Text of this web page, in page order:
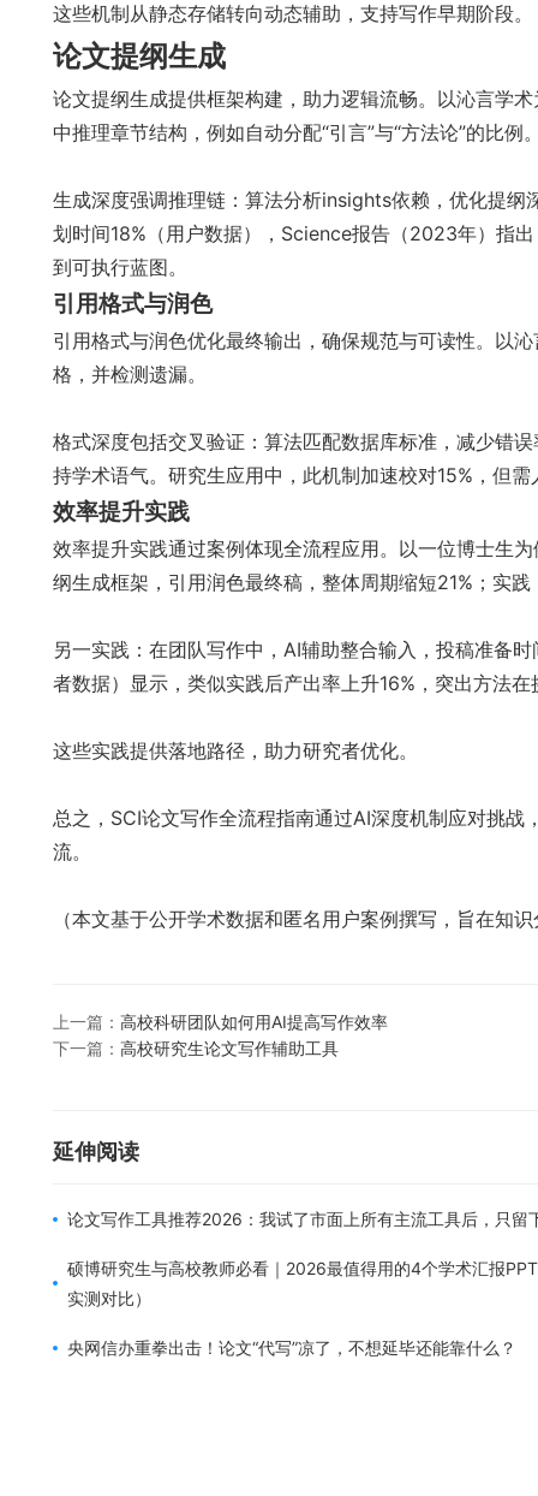
这些机制从静态存储转向动态辅助，支持写作早期阶段。
论文提纲生成
论文提纲生成提供框架构建，助力逻辑流畅。以沁言学
中推理章节结构，例如自动分配“引言”与“方法论”的比例
生成深度强调推理链：算法分析insights依赖，优化提
划时间18%（用户数据），Science报告（2023年）指
到可执行蓝图。
引用格式与润色
引用格式与润色优化最终输出，确保规范与可读性。以
格，并检测遗漏。
格式深度包括交叉验证：算法匹配数据库标准，减少错
持学术语气。研究生应用中，此机制加速校对15%，但
效率提升实践
效率提升实践通过案例体现全流程应用。以一位博士生
纲生成框架，引用润色最终稿，整体周期缩短21%；实
另一实践：在团队写作中，AI辅助整合输入，投稿准备
者数据）显示，类似实践后产出率上升16%，突出方法
这些实践提供落地路径，助力研究者优化。
总之，SCI论文写作全流程指南通过AI深度机制应对挑
流。
（本文基于公开学术数据和匿名用户案例撰写，旨在知
上一篇： 高校科研团队如何用AI提高写作效率
下一篇： 高校研究生论文写作辅助工具
延伸阅读
论文写作工具推荐2026：我试了市面上所有主流工具后，只留
硕博研究生与高校教师必看｜2026最值得用的4个学术汇报
实测对比）
央网信办重拳出击！论文“代写”凉了，不想延毕还能靠什么？